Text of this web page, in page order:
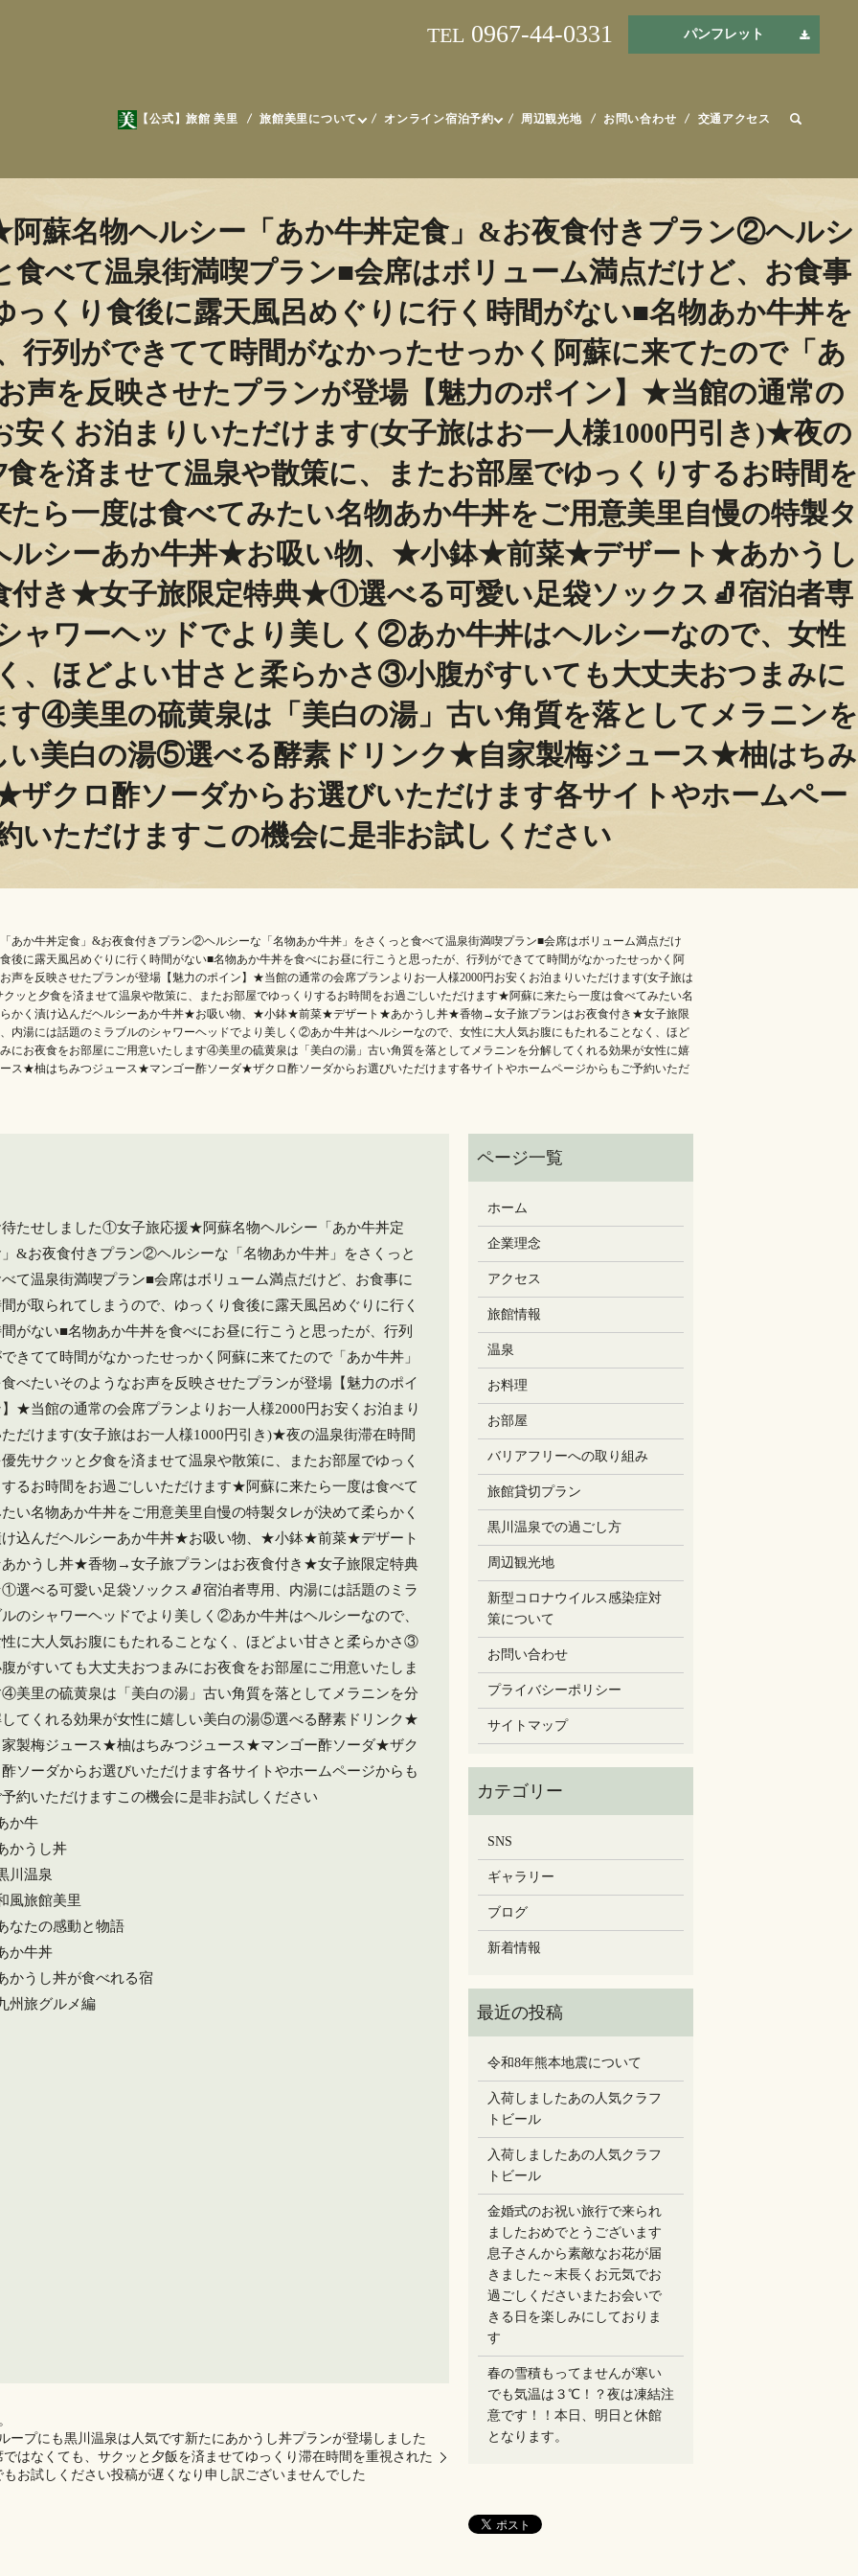
【公式】旅館 美里 旅館美里について オンライン宿泊予約 周辺観光地 お問い合わせ 交通アクセス
TEL 0967-44-0331 パンフレット
蘇名物ヘルシー「あか牛丼定食」&お夜食付きプラン②ヘルシ
べて温泉街満喫プラン■会席はボリューム満点だけど、お食事
くり食後に露天風呂めぐりに行く時間がない■名物あか牛丼を
行列ができてて時間がなかったせっかく阿蘇に来てたので「あ
声を反映させたプランが登場【魅力のポイン】★当館の通常の
安くお泊まりいただけます️(女子旅はお一人様1000円引き)★夜の
を済ませて温泉や散策に、またお部屋でゆっくりするお時間を
ら一度は食べてみたい️名物あか牛丼をご用意美里自慢の特製タ
ルシーあか牛丼★お吸い物、★小鉢★前菜★デザート★あかうし
き️★女子旅限定特典★①選べる可愛い足袋ソックス🧦宿泊者専
ャワーヘッドでより美しく②あか牛丼はヘルシーなので、女性
、ほどよい甘さと柔らかさ③小腹がすいても大丈夫おつまみに
④美里の硫黄泉は「美白の湯」古い角質を落としてメラニンを
い美白の湯️⑤選べる酵素ドリンク★自家製梅ジュース★柚はちみ
クロ酢ソーダからお選びいただけます️各サイトやホームペー
いただけますこの機会に是非お試しください
か牛丼定食」&お夜食付きプラン②ヘルシーな「名物あか牛丼」をさくっと食べて温泉街満喫プラン■会席はボリューム満点だけ
後に露天風呂めぐりに行く時間がない■名物あか牛丼を食べにお昼に行こうと思ったが、行列ができてて時間がなかったせっかく阿
声を反映させたプランが登場【魅力のポイン】★当館の通常の会席プランよりお一人様2000円お安くお泊まりいただけます️(女子旅は
ッと夕食を済ませて温泉や散策に、またお部屋でゆっくりするお時間をお過ごしいただけます★阿蘇に来たら一度は食べてみたい️名
らかく漬け込んだヘルシーあか牛丼★お吸い物、★小鉢★前菜★デザート★あかうし丼★香物→女子旅プランはお夜食付き️★女子旅限
湯には話題のミラブルのシャワーヘッドでより美しく②あか牛丼はヘルシーなので、女性に大人気️お腹にもたれることなく、ほど
にお夜食をお部屋にご用意いたします④美里の硫黄泉は「美白の湯」古い角質を落としてメラニンを分解してくれる効果が女性に嬉
ス★柚はちみつジュース★マンゴー酢ソーダ★ザクロ酢ソーダからお選びいただけます️各サイトやホームページからもご予約いただ
たせしました①女子旅応援★阿蘇名物ヘルシー「あか牛丼定
&お夜食付きプラン②ヘルシーな「名物あか牛丼」をさくっと
て温泉街満喫プラン■会席はボリューム満点だけど、お食事に
が取られてしまうので、ゆっくり食後に露天風呂めぐりに行く
がない■名物あか牛丼を食べにお昼に行こうと思ったが、行列
きてて時間がなかったせっかく阿蘇に来てたので「あか牛丼」
べたい️そのようなお声を反映させたプランが登場【魅力のポイ
★当館の通常の会席プランよりお一人様2000円お安くお泊まり
だけます️(女子旅はお一人様1000円引き)★夜の温泉街滞在時間
先️サクッと夕食を済ませて温泉や散策に、またお部屋でゆっく
るお時間をお過ごしいただけます★阿蘇に来たら一度は食べて
い️名物あか牛丼をご用意美里自慢の特製タレが決めて柔らかく
け込んだヘルシーあか牛丼★お吸い物、★小鉢★前菜★デザート
かうし丼★香物→女子旅プランはお夜食付き️★女子旅限定特典
選べる可愛い足袋ソックス🧦宿泊者専用、内湯には話題のミラ
のシャワーヘッドでより美しく②あか牛丼はヘルシーなので、
に大人気️お腹にもたれることなく、ほどよい甘さと柔らかさ③
がすいても大丈夫おつまみにお夜食をお部屋にご用意いたしま
美里の硫黄泉は「美白の湯」古い角質を落としてメラニンを分
てくれる効果が女性に嬉しい美白の湯️⑤選べる酵素ドリンク★
製梅ジュース★柚はちみつジュース★マンゴー酢ソーダ★ザク
ソーダからお選びいただけます️各サイトやホームページからも
約いただけますこの機会に是非お試しください
か牛
かうし丼
川温泉
風旅館美里
なたの感動と物語
か牛丼
かうし丼が食べれる宿
州旅グルメ編
ープにも黒川温泉は人気です️新たにあかうし丼プランが登場しました️
はなくても、サクッと夕飯を済ませてゆっくり滞在時間を重視された
お試しください投稿が遅くなり申し訳ございませんでした
ホーム
企業理念
アクセス
旅館情報
温泉
お料理
お部屋
バリアフリーへの取り組み
旅館貸切プラン
黒川温泉での過ごし方
周辺観光地
新型コロナウイルス感染症対
策について
お問い合わせ
プライバシーポリシー
サイトマップ
SNS
ギャラリー
ブログ
新着情報
令和8年熊本地震について
入荷しましたあの人気クラフ
トビール
入荷しましたあの人気クラフ
トビール
金婚式のお祝い旅行で来られ
ましたおめでとうございます
息子さんから素敵なお花が届
きました～末長くお元気でお
過ごしください️またお会いで
きる日を楽しみにしておりま
す
春の雪積もってませんが寒い
でも気温は３℃！？夜は凍結注
意です！！本日、明日と休館
となります。